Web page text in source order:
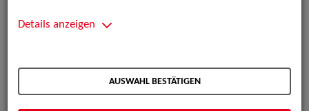
Details anzeigen
AUSWAHL BESTÄTIGEN